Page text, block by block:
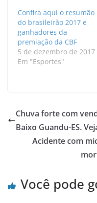
Confira aqui o resumão
do brasileirão 2017 e
ganhadores da
premiação da CBF
5 de dezembro de 2017
Em "Esportes"
Chuva forte com
Baixo Guandu-ES.
Acidente com
Você pode